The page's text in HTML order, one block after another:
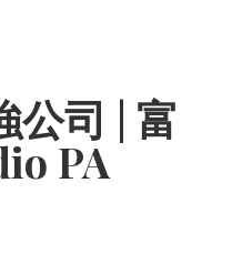
公司 | 富
PA